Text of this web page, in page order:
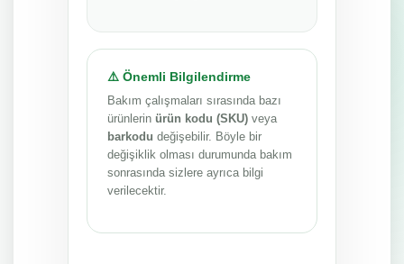
⚠️ Önemli Bilgilendirme
Bakım çalışmaları sırasında bazı
ürünlerin ürün kodu (SKU) veya
barkodu değişebilir. Böyle bir
değişiklik olması durumunda bakım
sonrasında sizlere ayrıca bilgi
verilecektir.